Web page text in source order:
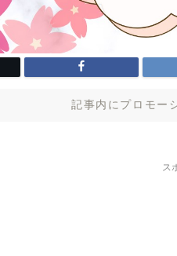
記事内にプロモー
ス